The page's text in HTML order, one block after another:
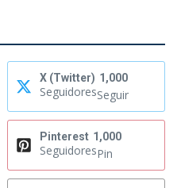
X (Twitter) 1,000
SeguidoresSeguir
Pinterest 1,000
SeguidoresPin